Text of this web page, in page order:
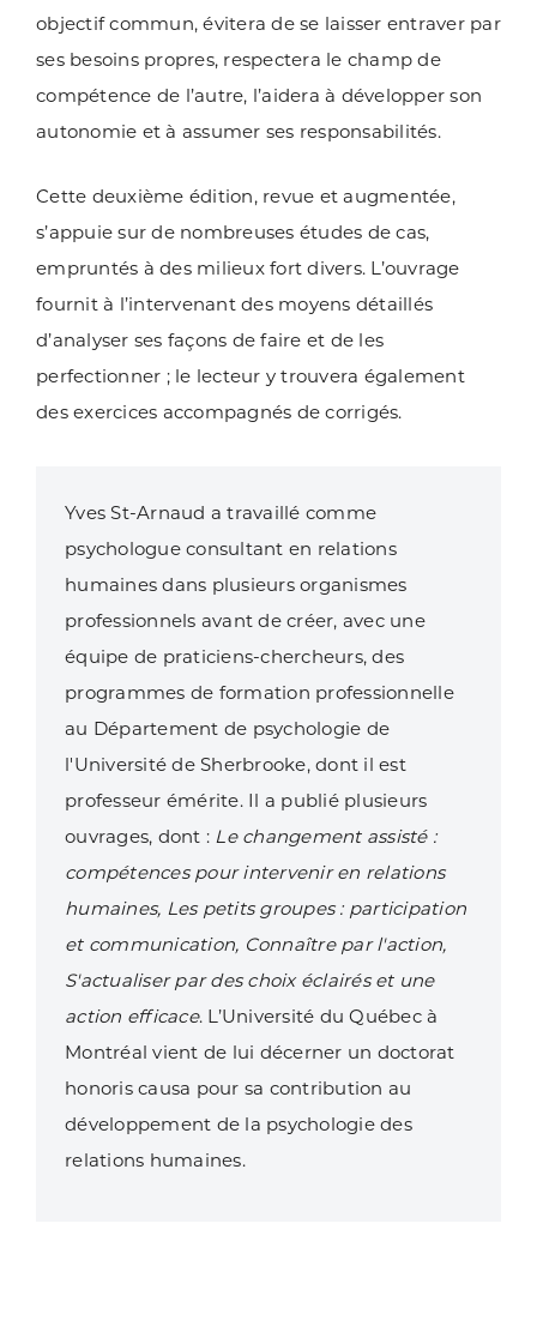
objectif commun, évitera de se laisser entraver par
ses besoins propres, respectera le champ de
compétence de l’autre, l’aidera à développer son
autonomie et à assumer ses responsabilités.
Cette deuxième édition, revue et augmentée,
s’appuie sur de nombreuses études de cas,
empruntés à des milieux fort divers. L’ouvrage
fournit à l’intervenant des moyens détaillés
d’analyser ses façons de faire et de les
perfectionner ; le lecteur y trouvera également
des exercices accompagnés de corrigés.
Yves St-Arnaud a travaillé comme
psychologue consultant en relations
humaines dans plusieurs organismes
professionnels avant de créer, avec une
équipe de praticiens-chercheurs, des
programmes de formation professionnelle
au Département de psychologie de
l'Université de Sherbrooke, dont il est
professeur émérite. Il a publié plusieurs
ouvrages, dont : Le changement assisté :
compétences pour intervenir en relations
humaines, Les petits groupes : participation
et communication, Connaître par l'action,
S'actualiser par des choix éclairés et une
action efficace. L’Université du Québec à
Montréal vient de lui décerner un doctorat
honoris causa pour sa contribution au
développement de la psychologie des
relations humaines.